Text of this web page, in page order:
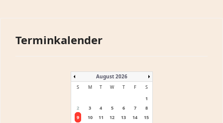
Terminkalender
August 2026
S M T W T F
S
1
2
3 4 5 6 7
8
9
10 11 12 13 14
15